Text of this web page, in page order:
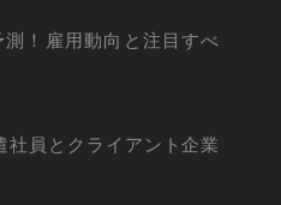
！雇用動向と注目すべ
社員とクライアント企業